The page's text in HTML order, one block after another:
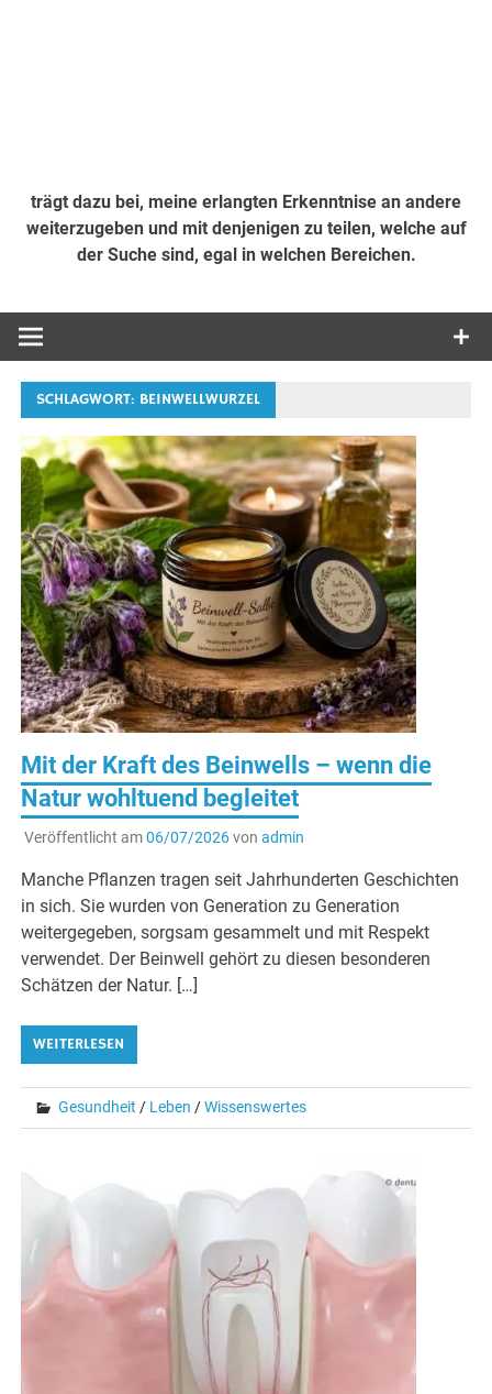
trägt dazu bei, meine erlangten Erkenntnise an andere
weiterzugeben und mit denjenigen zu teilen, welche auf
der Suche sind, egal in welchen Bereichen.
SCHLAGWORT: BEINWELLWURZEL
Mit der Kraft des Beinwells – wenn die
Natur wohltuend begleitet
Veröffentlicht am06/07/2026von admin
Manche Pflanzen tragen seit Jahrhunderten Geschichten
in sich. Sie wurden von Generation zu Generation
weitergegeben, sorgsam gesammelt und mit Respekt
verwendet. Der Beinwell gehört zu diesen besonderen
Schätzen der Natur. […]
WEITERLESEN
Gesundheit / Leben /Wissenswertes